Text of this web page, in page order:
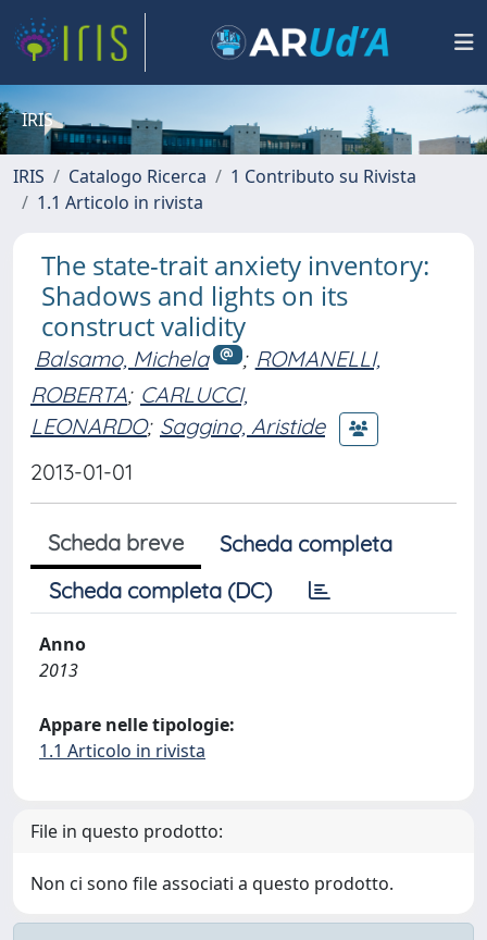
IRIS
IRIS Catalogo Ricerca
1 Contributo su Rivista
1.1 Articolo in rivista
The state-trait anxiety inventory:
Shadows and lights on its
construct validity
Balsamo, Michela ; ROMANELLI,
ROBERTA; CARLUCCI,
LEONARDO; Saggino, Aristide
2013-01-01
Scheda breve
Scheda completa
Scheda completa (DC)
Anno
2013
Appare nelle tipologie:
1.1 Articolo in rivista
File in questo prodotto:
Non ci sono file associati a questo prodotto.